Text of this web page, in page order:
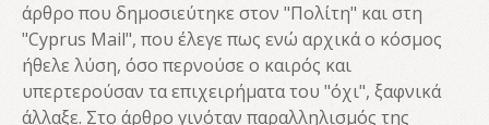
άρθρο που δημοσιεύτηκε στον "Πολίτη" και στη
"Cyprus Mail", που έλεγε πως ενώ αρχικά ο κόσμος
ήθελε λύση, όσο περνούσε ο καιρός και
υπερτερούσαν τα επιχειρήματα του "όχι", ξαφνικά
άλλαξε. Στο άρθρο γινόταν παραλληλισμός της